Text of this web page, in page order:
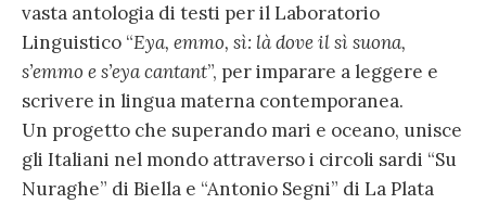
vasta antologia di testi per il Laboratorio
Linguistico “Eya, emmo, sì: là dove il sì suona,
s’emmo e s’eya cantant”, per imparare a leggere e
scrivere in lingua materna contemporanea.
Un progetto che superando mari e oceano, unisce
gli Italiani nel mondo attraverso i circoli sardi “Su
Nuraghe” di Biella e “Antonio Segni” di La Plata